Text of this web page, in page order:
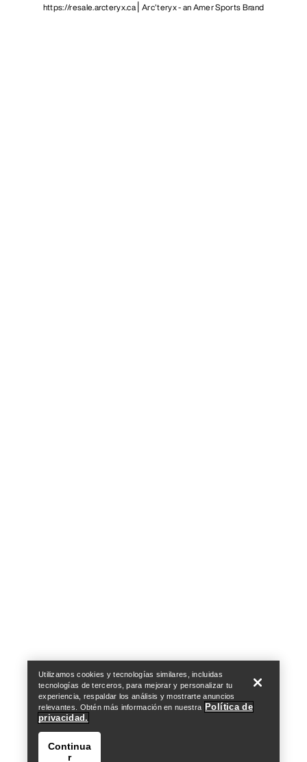
https://resale.arcteryx.ca Arc'teryx - an Amer Sports Brand
Utilizamos cookies y tecnologías similares, incluidas
tecnologías de terceros, para mejorar y personalizar tu
experiencia, respaldar los análisis y mostrarte anuncios
relevantes. Obtén más información en nuestra Política de
privacidad.
Continua
r